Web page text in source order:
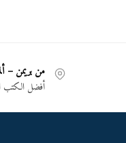
من بريمن –
أفضل الكتب